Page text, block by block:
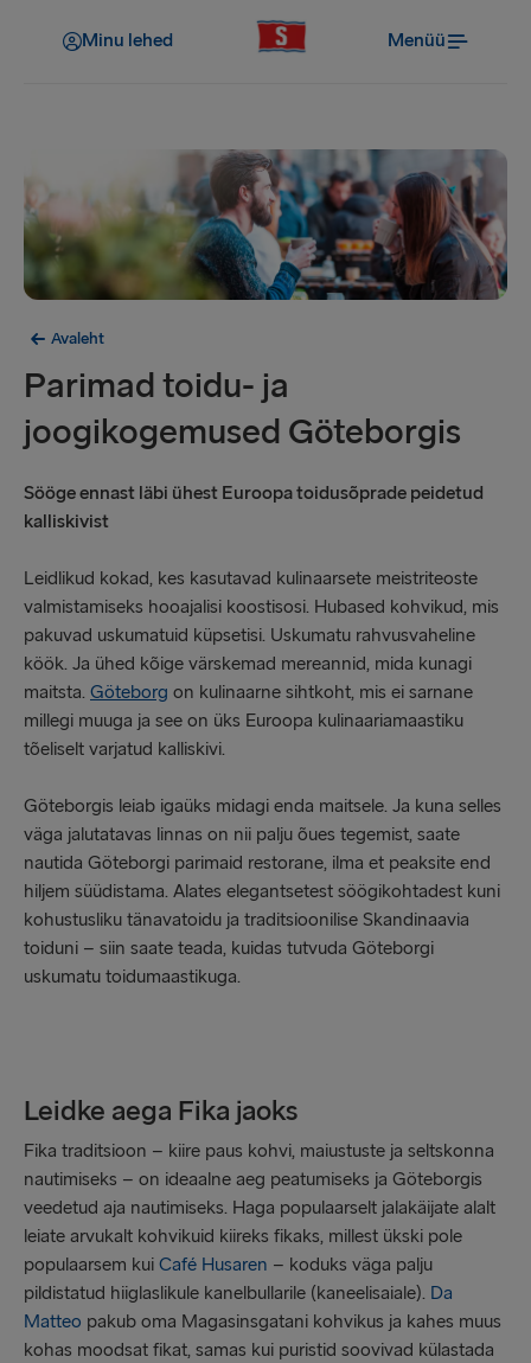
Minu lehed Menüü
Avaleht
Parimad toidu- ja
joogikogemused Göteborgis
Sööge ennast läbi ühest Euroopa toidusõprade peidetud
kalliskivist
Leidlikud kokad, kes kasutavad kulinaarsete meistriteoste
valmistamiseks hooajalisi koostisosi. Hubased kohvikud, mis
pakuvad uskumatuid küpsetisi. Uskumatu rahvusvaheline
köök. Ja ühed kõige värskemad mereannid, mida kunagi
maitsta. Göteborg on kulinaarne sihtkoht, mis ei sarnane
millegi muuga ja see on üks Euroopa kulinaariamaastiku
tõeliselt varjatud kalliskivi.
Göteborgis leiab igaüks midagi enda maitsele. Ja kuna selles
väga jalutatavas linnas on nii palju õues tegemist, saate
nautida Göteborgi parimaid restorane, ilma et peaksite end
hiljem süüdistama. Alates elegantsetest söögikohtadest kuni
kohustusliku tänavatoidu ja traditsioonilise Skandinaavia
toiduni – siin saate teada, kuidas tutvuda Göteborgi
uskumatu toidumaastikuga.
Leidke aega Fika jaoks
Fika traditsioon – kiire paus kohvi, maiustuste ja seltskonna
nautimiseks – on ideaalne aeg peatumiseks ja Göteborgis
veedetud aja nautimiseks. Haga populaarselt jalakäijate alalt
leiate arvukalt kohvikuid kiireks fikaks, millest ükski pole
populaarsem kui Café Husaren – koduks väga palju
pildistatud hiiglaslikule kanelbullarile (kaneelisaiale). Da
Matteo pakub oma Magasinsgatani kohvikus ja kahes muus
kohas moodsat fikat, samas kui puristid soovivad külastada